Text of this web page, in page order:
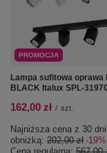
PROMOCJA
Lampa sufitowa oprawa
BLACK Italux SPL-
162,00 zł / szt.
Najniższa cena z 30
obniżką: 202,00 zł -19%